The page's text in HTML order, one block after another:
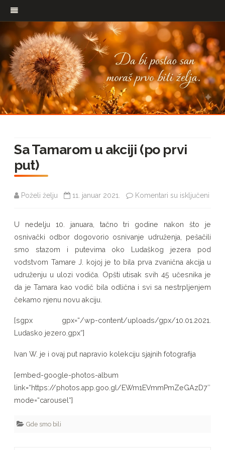
sadržaj
Sa Tamarom u akciji (po prvi
put)
Poželi želju 11. januar 2021. Komentari su isključeni
u
akciji
U nedelju 10. januara, tačno tri godine nakon što je
osnivački odbor dogovorio osnivanje udruženja, pešačili
smo stazom i putevima oko Ludaškog jezera pod
vođstvom Tamare J. kojoj je to bila prva zvanična akcija u
udruženju u ulozi vodiča. Opšti utisak svih 45 učesnika je
da je Tamara kao vodič bila odlična i svi sa nestrpljenjem
čekamo njenu novu akciju.
[sgpx gpx=“/wp-content/uploads/gpx/10.01.2021.
Ludasko jezero.gpx“]
Ivan W. je i ovaj put napravio kolekciju sjajnih fotografija
[embed-google-photos-album
link=“https://photos.app.goo.gl/EWm1EVmmPmZeGAzD7″
mode=“carousel“]
Gde smo bili